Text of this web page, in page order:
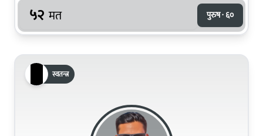
५२ मत पुरुष · ६०
स्वतन्त्र